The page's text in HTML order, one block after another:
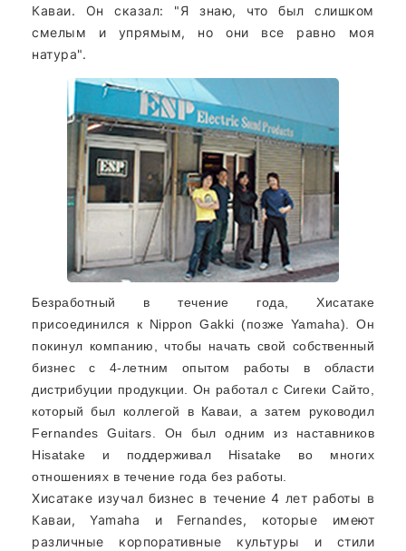
Каваи. Он сказал: "Я знаю, что был слишком
смелым и упрямым, но они все равно моя
натура".
Безработный в течение года, Хисатаке
присоединился к Nippon Gakki (позже Yamaha). Он
покинул компанию, чтобы начать свой собственный
бизнес с 4-летним опытом работы в области
дистрибуции продукции. Он работал с Сигеки Сайто,
который был коллегой в Каваи, а затем руководил
Fernandes Guitars. Он был одним из наставников
Hisatake и поддерживал Hisatake во многих
отношениях в течение года без работы.
Хисатаке изучал бизнес в течение 4 лет работы в
Каваи, Yamaha и Fernandes, которые имеют
различные корпоративные культуры и стили